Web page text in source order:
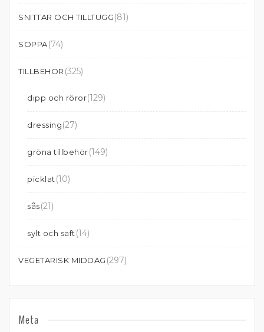
SNITTAR OCH TILLTUGG(81)
SOPPA(74)
TILLBEHÖR (325)
dipp och röror(129)
dressing(27)
gröna tillbehör(149)
picklat (10)
sås(21)
sylt och saft (14)
VEGETARISK MIDDAG (297)
Meta